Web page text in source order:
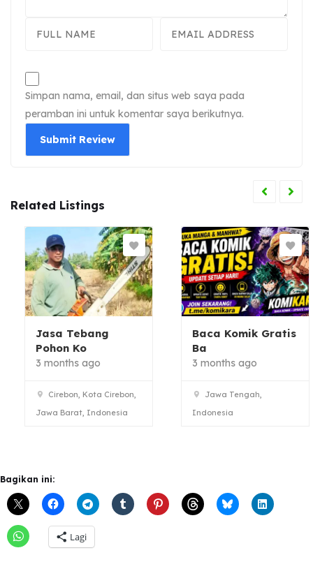
Simpan nama, email, dan situs web saya pada
peramban ini untuk komentar saya berikutnya.
Related Listings
Jasa Tebang
Pohon Ko
3 months ago
Cirebon, Kota Cirebon,
Jawa Barat, Indonesia
Baca Komik Gratis
Ba
3 months ago
Jawa Tengah,
Indonesia
Bagikan ini:
Lagi